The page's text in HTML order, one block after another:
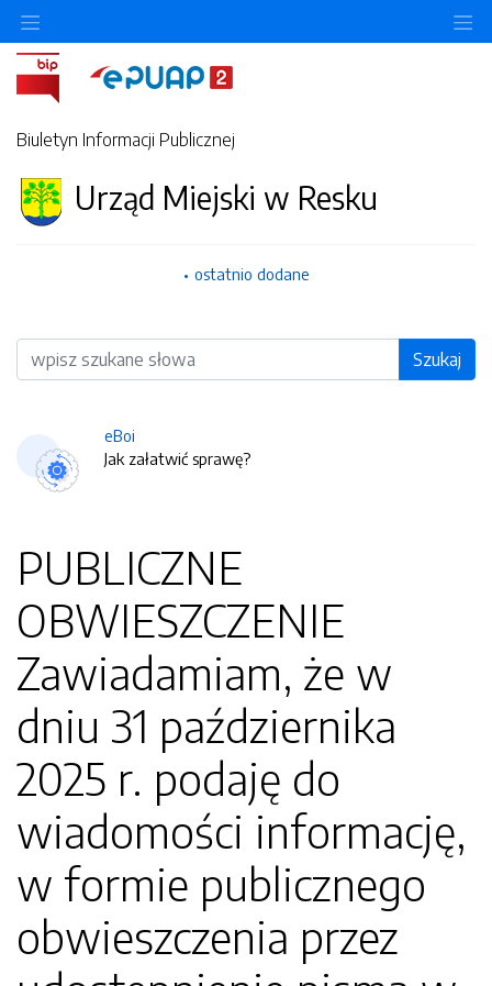
Biuletyn Informacji Publicznej
Urząd Miejski w Resku
ostatnio dodane
Wyszukiwarka Szukaj
eBoi
Jak załatwić sprawę?
PUBLICZNE
OBWIESZCZENIE
Zawiadamiam, że w
dniu 31 października
2025 r. podaję do
wiadomości informację,
w formie publicznego
obwieszczenia przez